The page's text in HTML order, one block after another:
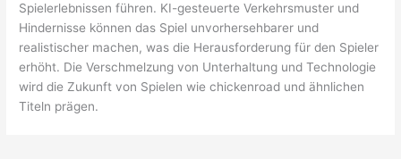
Spielerlebnissen führen. KI-gesteuerte Verkehrsmuster und
Hindernisse können das Spiel unvorhersehbarer und
realistischer machen, was die Herausforderung für den Spieler
erhöht. Die Verschmelzung von Unterhaltung und Technologie
wird die Zukunft von Spielen wie chickenroad und ähnlichen
Titeln prägen.